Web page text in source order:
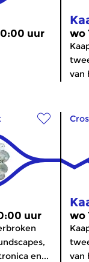
uur wo
van
uur
en...
wo
van